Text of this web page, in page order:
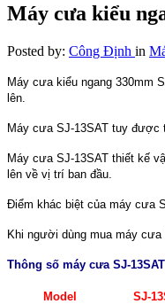
Máy cưa kiểu
Posted by: Công Định in
Máy cưa kiểu ngang 330mm
lên.
Máy cưa SJ-13SAT tuy được
Máy cưa SJ-13SAT thiết kế
lên về vị trí ban đầu.
Điểm khác biệt của máy cưa
Khi người dùng mua máy
Thông số máy cưa SJ-13SAT
Model
SJ-